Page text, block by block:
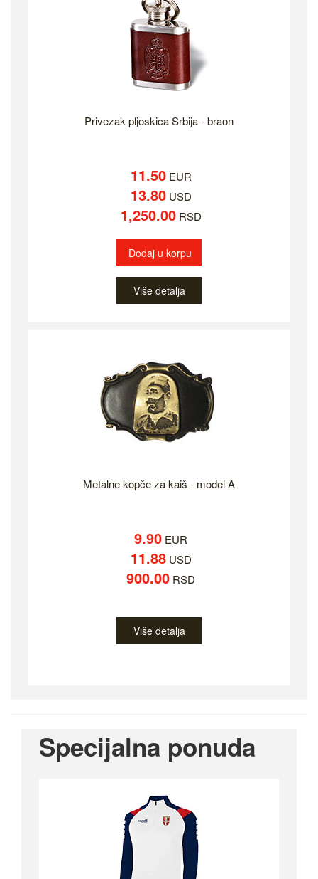
Privezak pljoskica Srbija - braon
11.50EUR
13.80USD
1,250.00RSD
Dodaj u korpu
Više detalja
Metalne kopče za kaiš - model A
9.90 EUR
11.88USD
900.00 RSD
Više detalja
Specijalna ponuda